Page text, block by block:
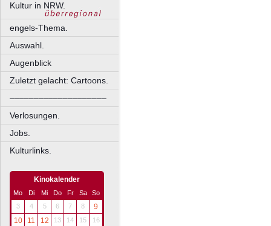
Kultur in NRW.
engels-Thema.
Auswahl.
Augenblick
Zuletzt gelacht: Cartoons.
––––––––––––––––––––
Verlosungen.
Jobs.
Kulturlinks.
Kinokalender
Mo Di Mi Do Fr Sa
So
3
4 5 6 7 8
9
10
11 12 13 14 15 16